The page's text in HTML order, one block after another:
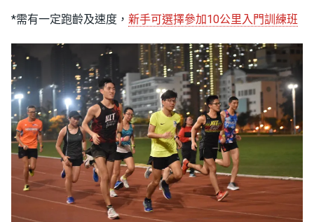
*需有一定跑齡及速度， 新手可選擇參加10公里入門訓練班